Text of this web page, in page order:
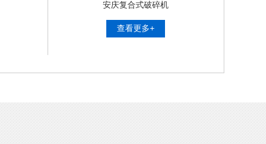
安庆复合式破碎机
查看更多+